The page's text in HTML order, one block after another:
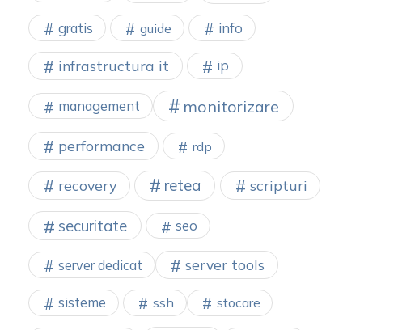
gratis guide info
infrastructura it ip
management monitorizare
performance rdp
recovery retea scripturi
securitate seo
server dedicat server tools
sisteme ssh stocare